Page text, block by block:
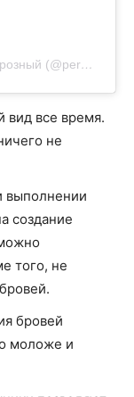
(@permanent_umka)
вид все время.
не
выполнении
создание
того, не
бровей
моложе и